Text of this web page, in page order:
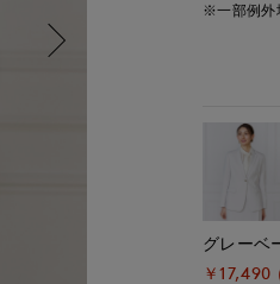
※一部例外
グレーベ
￥17,490